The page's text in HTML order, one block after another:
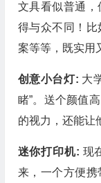
文具看似普通
得与众不同！比
案等等，既实用
创意小台灯: 大
睹”。送个颜值
的视力，还能让
迷你打印机: 现
来，一个方便